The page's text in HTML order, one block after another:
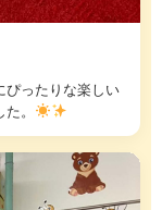
ぴったりな楽しい
。